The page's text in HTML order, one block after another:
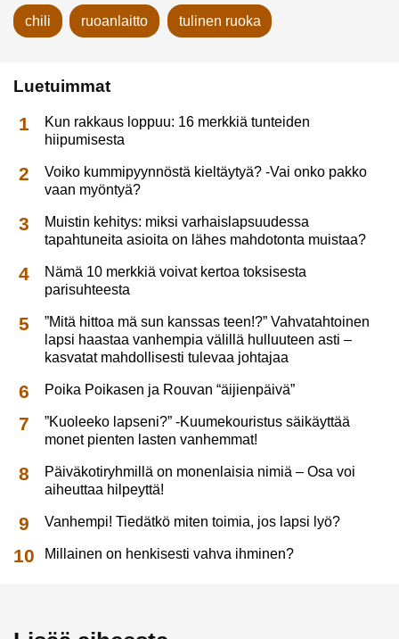
chili ruoanlaitto tulinen ruoka
Luetuimmat
Kun rakkaus loppuu: 16 merkkiä tunteiden
hiipumisesta
Voiko kummipyynnöstä kieltäytyä? -Vai onko pakko
vaan myöntyä?
Muistin kehitys: miksi varhaislapsuudessa
tapahtuneita asioita on lähes mahdotonta muistaa?
Nämä 10 merkkiä voivat kertoa toksisesta
parisuhteesta
”Mitä hittoa mä sun kanssas teen!?” Vahvatahtoinen
lapsi haastaa vanhempia välillä hulluuteen asti –
kasvatat mahdollisesti tulevaa johtajaa
Poika Poikasen ja Rouvan “äijienpäivä”
”Kuoleeko lapseni?” -Kuumekouristus säikäyttää
monet pienten lasten vanhemmat!
Päiväkotiryhmillä on monenlaisia nimiä – Osa voi
aiheuttaa hilpeyttä!
Vanhempi! Tiedätkö miten toimia, jos lapsi lyö?
Millainen on henkisesti vahva ihminen?